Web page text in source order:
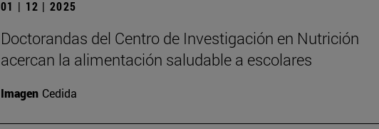
01 | 12 | 2025
Doctorandas del Centro de Investigación en Nutrición
acercan la alimentación saludable a escolares
Imagen Cedida